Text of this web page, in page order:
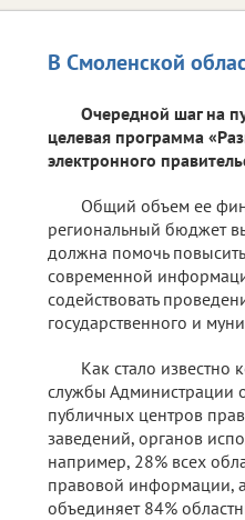
В Смоленской
Очередной шаг на
целевая программа
электронного
Общий объем ее
региональный бюджет
должна помочь
современной
содействовать
государственного и
Как стало
службы Администрации
публичных центров
заведений, органов
например, 28% всех
правовой информации,
объединяет 84%